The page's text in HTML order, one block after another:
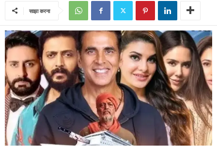
साझा करना